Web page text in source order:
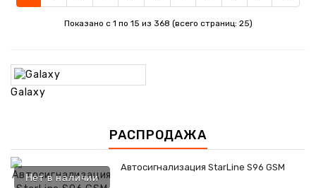
Показано с 1 по 15 из 368 (всего страниц: 25)
Galaxy
РАСПРОДАЖА
Нет в наличии
Автосигнализация StarLine S96 GSM